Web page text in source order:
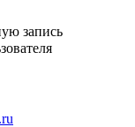
запись